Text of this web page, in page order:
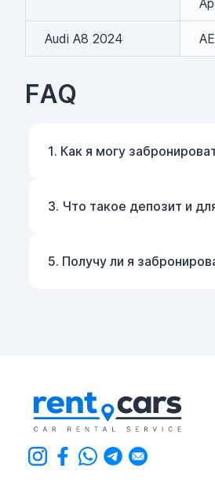
Audi A8 2024
FAQ
1. Как я могу
3. Что такое депозит и
5. Получу ли я